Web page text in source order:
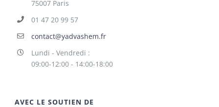
75007 Paris
01 47 20 99 57
contact@yadvashem.fr
Lundi - Vendredi :
09:00-12:00 - 14:00-18:00
AVEC LE SOUTIEN DE